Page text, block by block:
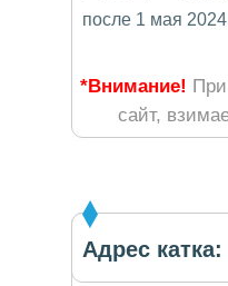
после 1 мая 2024
*Внимание!
сайт,
Адрес катка: